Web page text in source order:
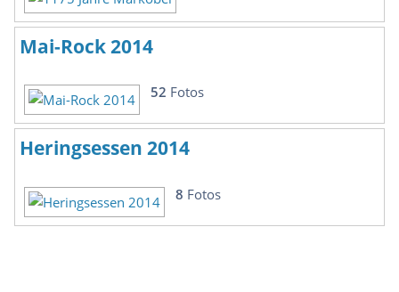
Mai-Rock 2014
52 Fotos
Heringsessen 2014
8 Fotos